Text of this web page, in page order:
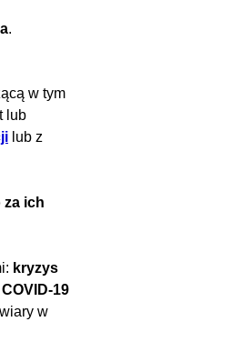
.
w tym
lub
lub z
za ich
kryzys
19
w